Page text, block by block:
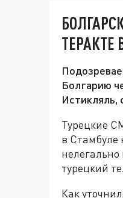
Болгарию
Истикляль,
Турецкие
в Стамбуле
турецкий
Как